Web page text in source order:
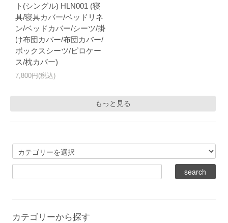
ト(シングル) HLN001 (寝
具/寝具カバー/ベッドリネ
ン/ベッドカバー/シーツ/掛
け布団カバー/布団カバー/
ボックスシーツ/ピロケー
ス/枕カバー)
7,800円(税込)
もっと見る
カテゴリーから探す